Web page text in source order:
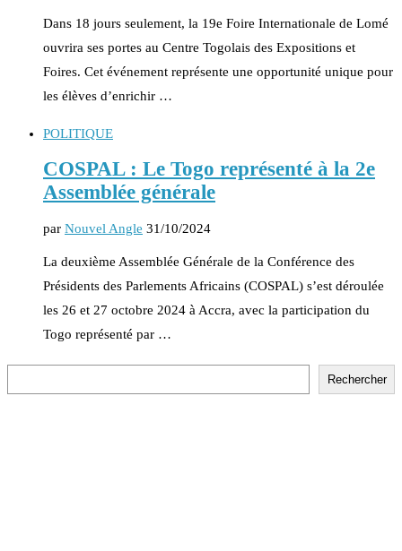
Dans 18 jours seulement, la 19e Foire Internationale de Lomé
ouvrira ses portes au Centre Togolais des Expositions et
Foires. Cet événement représente une opportunité unique pour
les élèves d’enrichir …
POLITIQUE
COSPAL : Le Togo représenté à la 2e
Assemblée générale
par Nouvel Angle 31/10/2024
La deuxième Assemblée Générale de la Conférence des
Présidents des Parlements Africains (COSPAL) s’est déroulée
les 26 et 27 octobre 2024 à Accra, avec la participation du
Togo représenté par …
Rechercher